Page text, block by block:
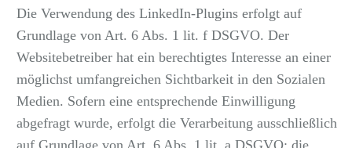
Die Verwendung des LinkedIn-Plugins erfolgt auf
Grundlage von Art. 6 Abs. 1 lit. f DSGVO. Der
Websitebetreiber hat ein berechtigtes Interesse an einer
möglichst umfangreichen Sichtbarkeit in den Sozialen
Medien. Sofern eine entsprechende Einwilligung
abgefragt wurde, erfolgt die Verarbeitung ausschließlich
auf Grundlage von Art. 6 Abs. 1 lit. a DSGVO; die